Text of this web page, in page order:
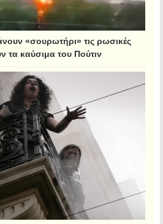
«σουρωτήρι» τις ρωσικές
τα καύσιμα του Πούτιν